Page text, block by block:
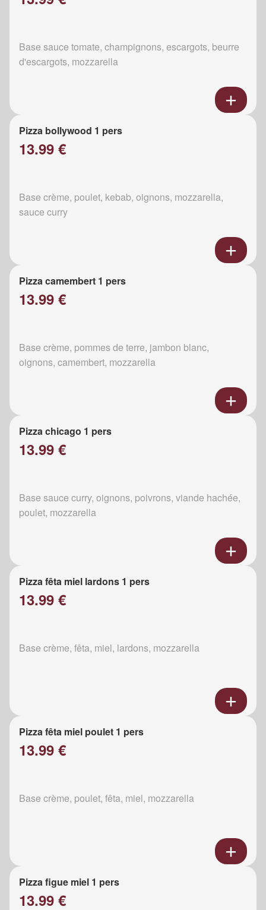
Base sauce tomate, champignons, escargots, beurre
d'escargots, mozzarella
Pizza bollywood 1 pers
13.99 €
Base crème, poulet, kebab, oignons, mozzarella,
sauce curry
Pizza camembert 1 pers
13.99 €
Base crème, pommes de terre, jambon blanc,
oignons, camembert, mozzarella
Pizza chicago 1 pers
13.99 €
Base sauce curry, oignons, poivrons, viande hachée,
poulet, mozzarella
Pizza fêta miel lardons 1 pers
13.99 €
Base crème, fêta, miel, lardons, mozzarella
Pizza fêta miel poulet 1 pers
13.99 €
Base crème, poulet, fêta, miel, mozzarella
Pizza figue miel 1 pers
13.99 €